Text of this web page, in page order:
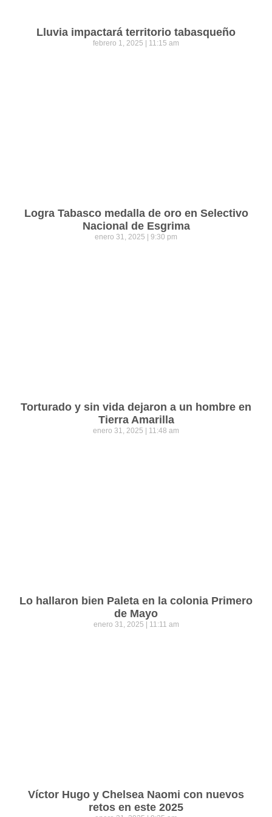
Lluvia impactará territorio tabasqueño
febrero 1, 2025 11:15 am
Logra Tabasco medalla de oro en Selectivo
Nacional de Esgrima
enero 31, 2025 9:30 pm
Torturado y sin vida dejaron a un hombre en
Tierra Amarilla
enero 31, 2025 11:48 am
Lo hallaron bien Paleta en la colonia Primero
de Mayo
enero 31, 2025 11:11 am
Víctor Hugo y Chelsea Naomi con nuevos
retos en este 2025